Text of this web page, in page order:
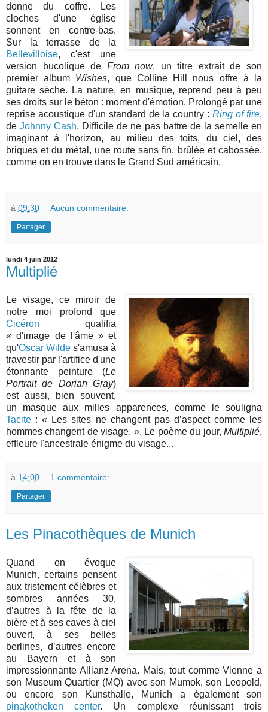
donne du coffre. Les
cloches d'une église
sonnent en contre-bas.
Sur la terrasse de la
Bellevilloise, c'est une
version bucolique de From now, un titre extrait de son
premier album Wishes, que Colline Hill nous offre à la
guitare sèche. La nature, en musique, reprend peu à peu
ses droits sur le béton : moment d'émotion. Prolongé par une
reprise acoustique d'un standard de la country :Ring of fire,
deJohnny Cash. Difficile de ne pas battre de la semelle en
imaginant à l'horizon, au milieu des toits, du ciel, des
briques et du métal, une route sans fin, brûlée et cabossée,
comme on en trouve dans le Grand Sud américain.
à 09:30 Aucun commentaire:
Partager
lundi 4 juin 2012
Multiplié
Le visage, ce miroir de
notre moi profond que
Cicéron qualifia
« d'image de l'âme » et
qu'Oscar Wilde s'amusa à
travestir par l'artifice d'une
étonnante peinture (Le
Portrait de Dorian Gray)
est aussi, bien souvent,
un masque aux milles apparences, comme le souligna
Tacite : « Les sites ne changent pas d’aspect comme les
hommes changent de visage. ». Le poème du jour, Multiplié,
effleure l'ancestrale énigme du visage...
à 14:00 1 commentaire:
Partager
Les Pinacothèques de Munich
Quand on évoque
Munich, certains pensent
aux tristement célèbres et
sombres années 30,
d’autres à la fête de la
bière et à ses caves à ciel
ouvert, à ses belles
berlines, d’autres encore
au Bayern et à son
impressionnante Allianz Arena. Mais, tout comme Vienne a
son Museum Quartier (MQ) avec son Mumok, son Leopold,
ou encore son Kunsthalle, Munich a également son
pinakotheken center. Un complexe réunissant trois